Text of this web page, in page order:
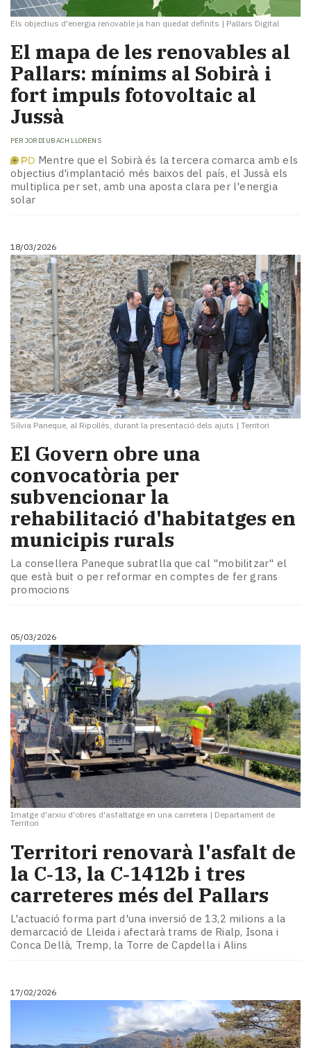
Els objectius d'energia renovable ja han quedat definits | Pallars Digital
El mapa de les renovables al
Pallars: mínims al Sobirà i
fort impuls fotovoltaic al
Jussà
PER JORDI UBACH LLORENS
Mentre que el Sobirà és la tercera comarca amb els
objectius d'implantació més baixos del país, el Jussà els
multiplica per set, amb una aposta clara per l'energia
solar
18/03/2026
Sílvia Paneque, al Ripollès, durant la presentació dels ajuts | Territori
El Govern obre una
convocatòria per
subvencionar la
rehabilitació d'habitatges en
municipis rurals
La consellera Paneque subratlla que cal "mobilitzar" el
que està buit o per reformar en comptes de fer grans
promocions
05/03/2026
Imatge d'arxiu d'obres d'asfaltatge en una carretera | Departament de
Territori
Territori renovarà l'asfalt de
la C‑13, la C‑1412b i tres
carreteres més del Pallars
L'actuació forma part d'una inversió de 13,2 milions a la
demarcació de Lleida i afectarà trams de Rialp, Isona i
Conca Dellà, Tremp, la Torre de Capdella i Alins
17/02/2026